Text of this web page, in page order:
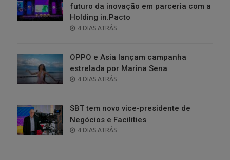
futuro da inovação em parceria com a
Holding in.Pacto
POSTED
4 DIAS ATRÁS
OPPO e Asia lançam campanha
estrelada por Marina Sena
POSTED
4 DIAS ATRÁS
SBT tem novo vice-presidente de
Negócios e Facilities
POSTED
4 DIAS ATRÁS